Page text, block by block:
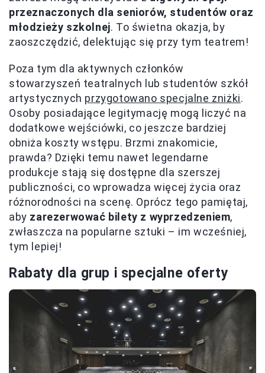
przeznaczonych dla seniorów, studentów oraz
młodzieży szkolnej. To świetna okazja, by
zaoszczędzić, delektując się przy tym teatrem!
Poza tym dla aktywnych członków
stowarzyszeń teatralnych lub studentów szkół
artystycznych przygotowano specjalne zniżki.
Osoby posiadające legitymację mogą liczyć na
dodatkowe wejściówki, co jeszcze bardziej
obniża koszty wstępu. Brzmi znakomicie,
prawda? Dzięki temu nawet legendarne
produkcje stają się dostępne dla szerszej
publiczności, co wprowadza więcej życia oraz
różnorodności na scenę. Oprócz tego pamiętaj,
aby zarezerwować bilety z wyprzedzeniem,
zwłaszcza na popularne sztuki – im wcześniej,
tym lepiej!
Rabaty dla grup i specjalne oferty